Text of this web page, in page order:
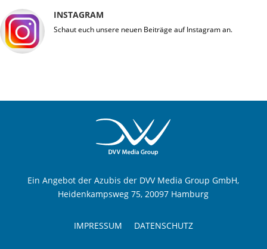
INSTAGRAM
Schaut euch unsere neuen Beiträge auf Instagram an.
Ein Angebot der Azubis der DVV Media Group GmbH,
Heidenkampsweg 75, 20097 Hamburg
IMPRESSUM DATENSCHUTZ